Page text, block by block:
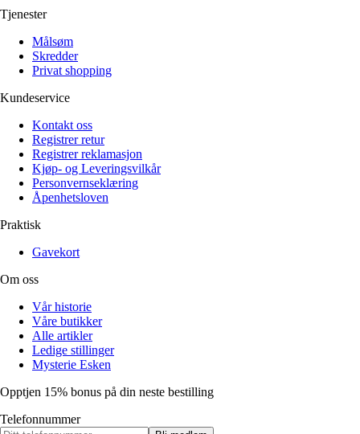
Tjenester
Målsøm
Skredder
Privat shopping
Kundeservice
Kontakt oss
Registrer retur
Registrer reklamasjon
Kjøp- og Leveringsvilkår
Personvernseklæring
Åpenhetsloven
Praktisk
Gavekort
Om oss
Vår historie
Våre butikker
Alle artikler
Ledige stillinger
Mysterie Esken
Opptjen 15% bonus på din neste bestilling
Telefonnummer